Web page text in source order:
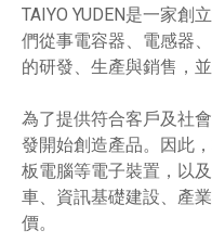
TAIYO YUDEN是一家創
們從事電容器、電感器
的研發、生產與銷售，
為了提供符合客戶及社
發開始創造產品。因此
板電腦等電子裝置，以
車、資訊基礎建設、產
價。